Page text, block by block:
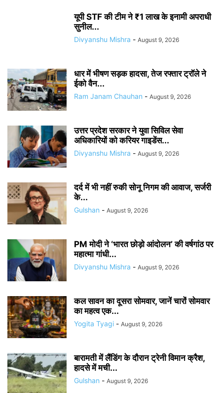
यूपी STF की टीम ने ₹1 लाख के इनामी अपराधी
सुनील...
Divyanshu Mishra - August 9, 2026
धार में भीषण सड़क हादसा, तेज रफ्तार ट्रॉले ने
ईको वैन...
Ram Janam Chauhan - August 9, 2026
उत्तर प्रदेश सरकार ने युवा सिविल सेवा
अधिकारियों को करियर गाइडेंस...
Divyanshu Mishra - August 9, 2026
दर्द में भी नहीं रुकी सोनू निगम की आवाज, सर्जरी
के...
Gulshan - August 9, 2026
PM मोदी ने ‘भारत छोड़ो आंदोलन’ की वर्षगांठ पर
महात्मा गांधी...
Divyanshu Mishra - August 9, 2026
कल सावन का दूसरा सोमवार, जानें चारों सोमवार
का महत्व एक...
Yogita Tyagi - August 9, 2026
बारामती में लैंडिंग के दौरान ट्रेनी विमान क्रैश,
हादसे में मची...
Gulshan - August 9, 2026